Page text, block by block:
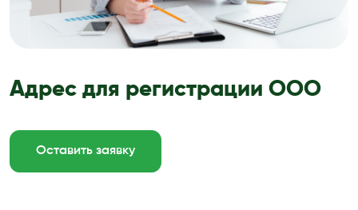
Адрес для регистрации ООО
Оставить заявку